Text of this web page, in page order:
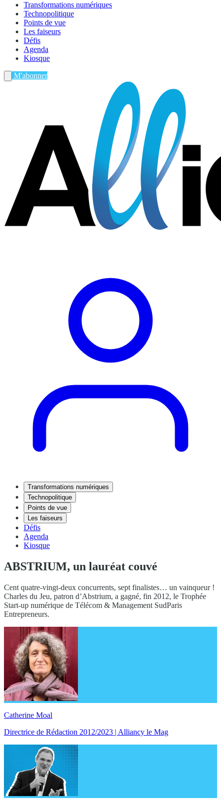
Transformations numériques
Technopolitique
Points de vue
Les faiseurs
Défis
Agenda
Kiosque
M'abonner
Transformations numériques
Technopolitique
Points de vue
Les faiseurs
Défis
Agenda
Kiosque
ABSTRIUM, un lauréat couvé
Cent quatre-vingt-deux concurrents, sept finalistes… un vainqueur !
Charles du Jeu, patron d’Abstrium, a gagné, fin 2012, le Trophée
Start-up numérique de Télécom & Management SudParis
Entrepreneurs.
Catherine Moal
Directrice de Rédaction 2012/2023 | Alliancy le Mag